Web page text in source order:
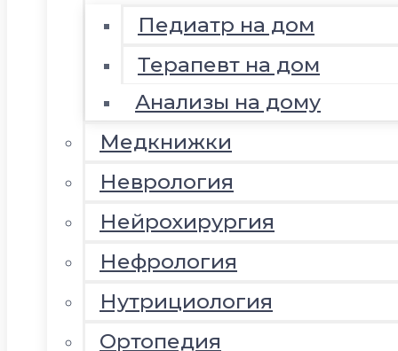
Педиатр на дом
Терапевт на дом
Анализы на дому
Медкнижки
Неврология
Нейрохирургия
Нефрология
Нутрициология
Ортопедия